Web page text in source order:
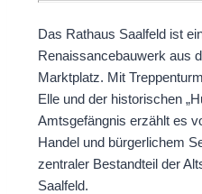
Das Rathaus Saalfeld ist
Renaissancebauwerk aus
Marktplatz. Mit
Elle und der historischen
Amtsgefängnis erzählt es
Handel und bürgerlichem
zentraler Bestandteil der
Saalfeld.